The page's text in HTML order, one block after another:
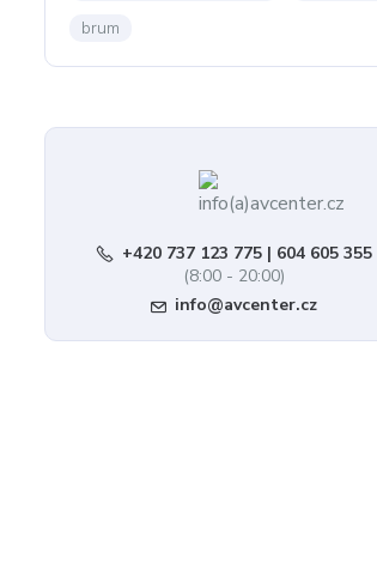
brum
+420 737 123 775 | 604 605 355
(8:00 - 20:00)
info@avcenter.cz